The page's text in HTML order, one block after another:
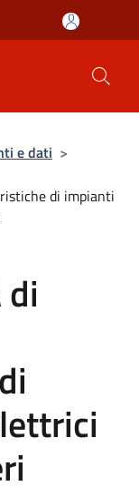
e dati >
di impianti
di